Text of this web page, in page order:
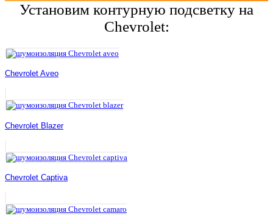
Установим контурную подсветку на
Chevrolet:
Chevrolet Aveo
Chevrolet Blazer
Chevrolet Captiva